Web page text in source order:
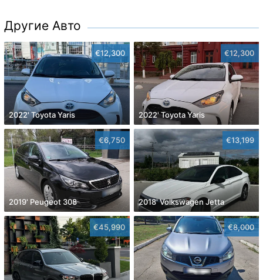
Другие Авто
€12,300
2022' Toyota Yaris
€12,300
2022' Toyota Yaris
€6,750
2019' Peugeot 308
€13,199
2018' Volkswagen Jetta
€45,990 €8,000